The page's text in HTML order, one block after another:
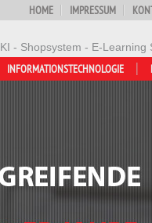
KI - Shopsystem - E-
HOME IMPRESSUM
INFORMATIONSTECHNOLOGIE